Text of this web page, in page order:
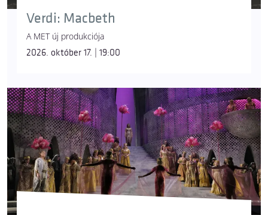
Verdi: Macbeth
A MET új produkciója
2026. október 17. | 19:00